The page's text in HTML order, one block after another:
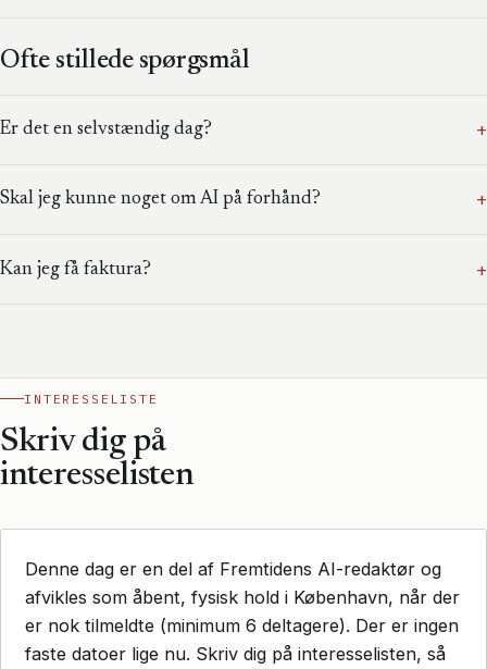
Ofte stillede spørgsmål
Er det en selvstændig dag? +
Skal jeg kunne noget om AI på forhånd? +
Kan jeg få faktura? +
INTERESSELISTE
Skriv dig på
interesselisten
Denne dag er en del af Fremtidens AI-redaktør og
afvikles som åbent, fysisk hold i København, når der
er nok tilmeldte (minimum 6 deltagere). Der er ingen
faste datoer lige nu. Skriv dig på interesselisten, så